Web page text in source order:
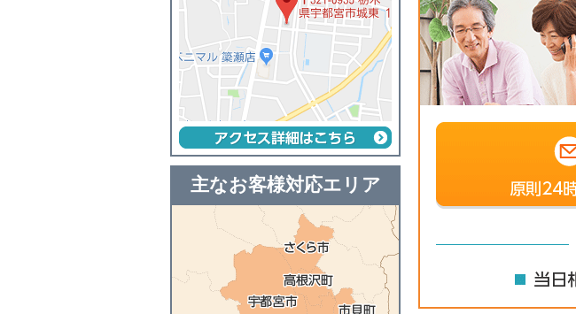
主なお客様対応エリア